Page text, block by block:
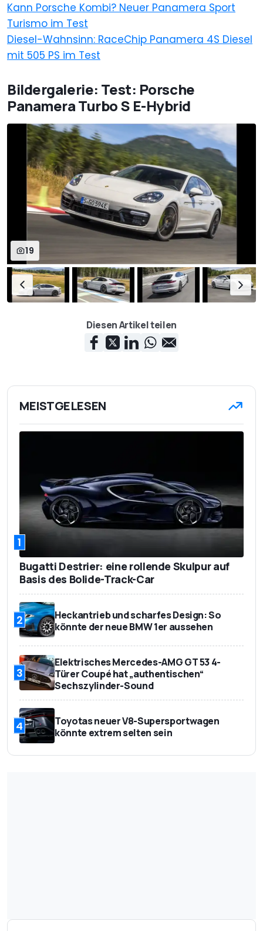
Kann Porsche Kombi? Neuer Panamera Sport
Turismo im Test
Diesel-Wahnsinn: RaceChip Panamera 4S Diesel
mit 505 PS im Test
Bildergalerie: Test: Porsche
Panamera Turbo S E-Hybrid
19
Diesen Artikel teilen
MEISTGELESEN
1
Bugatti Destrier: eine rollende Skulpur auf
Basis des Bolide-Track-Car
2
Heckantrieb und scharfes Design: So
könnte der neue BMW 1er aussehen
3
Elektrisches Mercedes-AMG GT 53 4-
Türer Coupé hat „authentischen“
Sechszylinder-Sound
4
Toyotas neuer V8-Supersportwagen
könnte extrem selten sein